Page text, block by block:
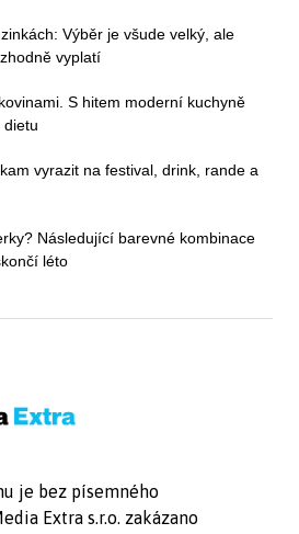
Výběr je všude velký, ale
vyplatí
S hitem moderní kuchyně
dietu
vyrazit na festival, drink, rande a
Následující barevné kombinace
léto
je bez písemného
Extra s.r.o. zakázano